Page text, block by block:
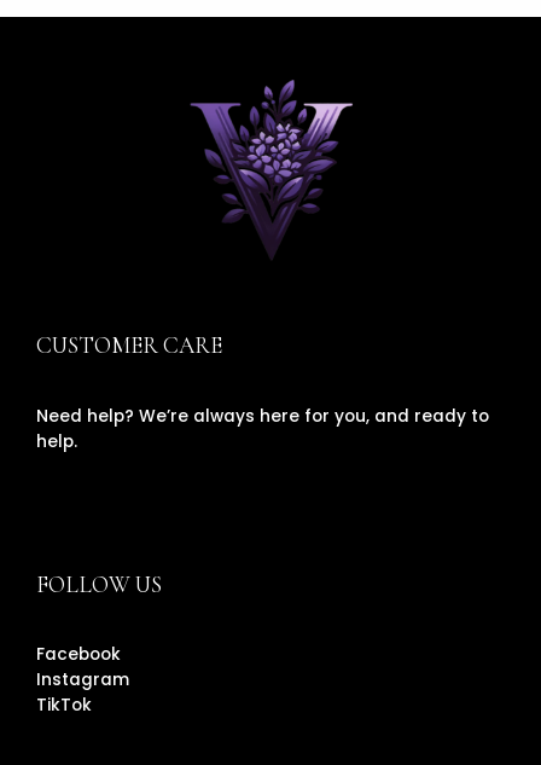
CUSTOMER CARE
Need help? We’re always here for you, and ready to
help.
FOLLOW US
Facebook
Instagram
TikTok